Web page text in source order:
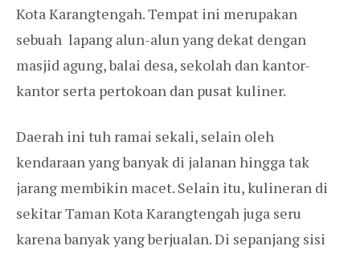
Kota Karangtengah. Tempat ini merupakan
sebuah lapang alun-alun yang dekat dengan
masjid agung, balai desa, sekolah dan kantor-
kantor serta pertokoan dan pusat kuliner.
Daerah ini tuh ramai sekali, selain oleh
kendaraan yang banyak di jalanan hingga tak
jarang membikin macet. Selain itu, kulineran di
sekitar Taman Kota Karangtengah juga seru
karena banyak yang berjualan. Di sepanjang sisi